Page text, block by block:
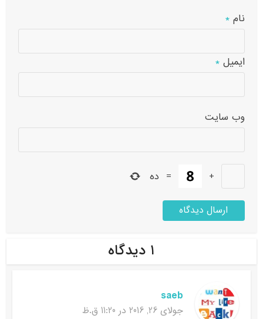
نام*
ایمیل*
وب‌ سایت
+
= ده
۱ دیدگاه
saeb
جولای 26, 2016 در 11:20 ق.ظ